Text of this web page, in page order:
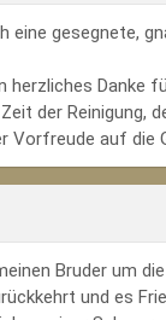
eine gesegnete,
herzliches Danke
der Reinigung,
Vorfreude auf die
Bruder um
und es